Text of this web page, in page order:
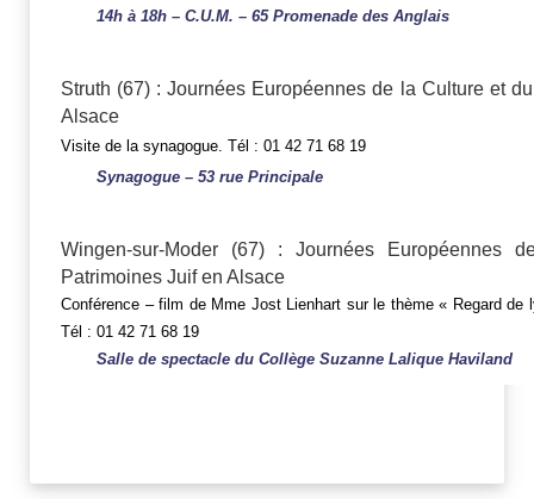
14h à 18h – C.U.M. – 65 Promenade des Anglais
Struth (67) : Journées Européennes de la Culture et
Alsace
Visite de la synagogue. Tél : 01 42 71 68 19
Synagogue – 53 rue Principale
Wingen-sur-Moder (67) : Journées Européennes
Patrimoines Juif en Alsace
Conférence – film de Mme Jost Lienhart sur le thème « Regard de
Tél : 01 42 71 68 19
Salle de spectacle du Collège Suzanne Lalique Haviland